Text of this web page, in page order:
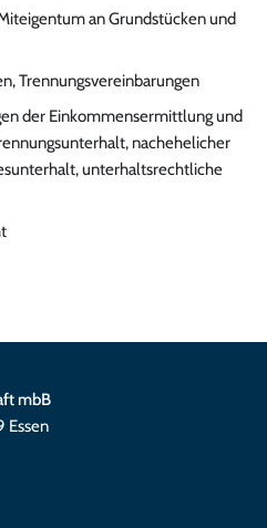
an Grundstücken und
Trennungsvereinbarungen
der Einkommensermittlung und
nachehelicher
unterhaltsrechtliche
mbB
Essen